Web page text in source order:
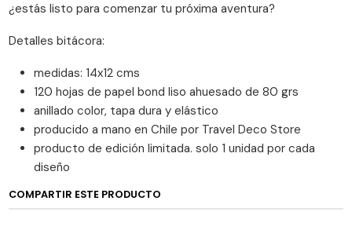
¿estás listo para comenzar tu próxima aventura?
Detalles bitácora:
medidas: 14x12 cms
120 hojas de papel bond liso ahuesado de 80 grs
anillado color, tapa dura y elástico
producido a mano en Chile por Travel Deco Store
producto de edición limitada. solo 1 unidad por cada
diseño
COMPARTIR ESTE PRODUCTO